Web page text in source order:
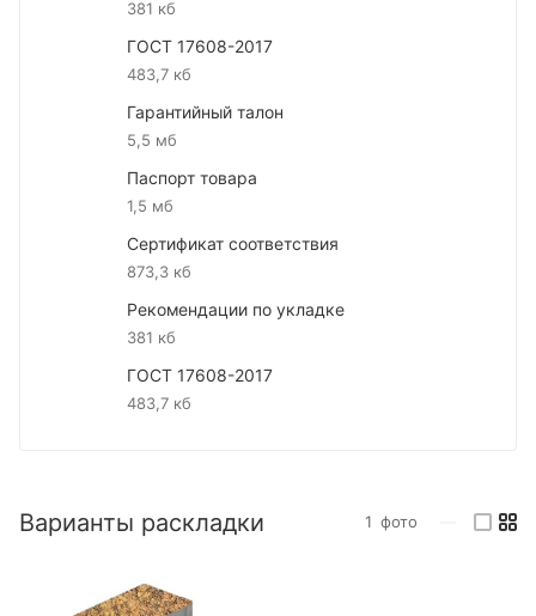
381 кб
ГОСТ 17608-2017
483,7 кб
Гарантийный талон
5,5 мб
Паспорт товара
1,5 мб
Сертификат соответствия
873,3 кб
Рекомендации по укладке
381 кб
ГОСТ 17608-2017
483,7 кб
Варианты раскладки 1 фото